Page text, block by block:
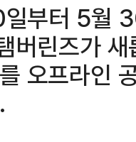
부터 5월
버린즈가
오프라인